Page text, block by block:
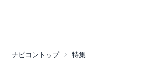
ナビコントップ 特集